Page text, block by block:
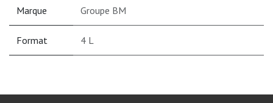
Marque Groupe BM
Format 4 L